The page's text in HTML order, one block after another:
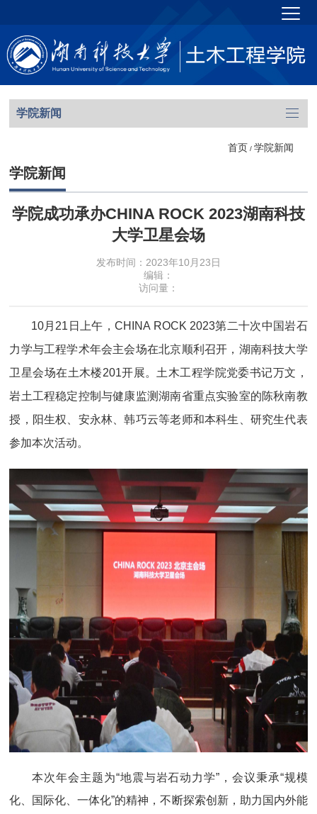
学院新闻
首页 / 学院新闻
学院新闻
学院成功承办CHINA ROCK 2023湖南科技
大学卫星会场
发布时间：2023年10月23日
编辑：
访问量：
10月21日上午，CHINA ROCK 2023第二十次中国岩石
力学与工程学术年会主会场在北京顺利召开，湖南科技大学
卫星会场在土木楼201开展。土木工程学院党委书记万文，
岩土工程稳定控制与健康监测湖南省重点实验室的陈秋南教
授，阳生权、安永林、韩巧云等老师和本科生、研究生代表
参加本次活动。
本次年会主题为“地震与岩石动力学”，会议秉承“规模
化、国际化、一体化”的精神，不断探索创新，助力国内外能